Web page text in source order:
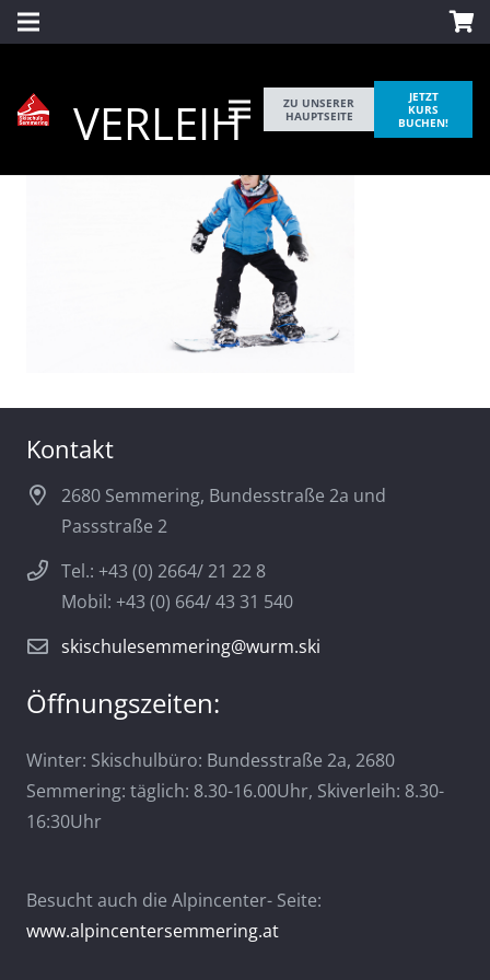
VERLEIH
ZU UNSERER
HAUPTSEITE
JETZT
KURS
BUCHEN!
Kontakt
2680 Semmering, Bundesstraße 2a und
Passstraße 2
Tel.: +43 (0) 2664/ 21 22 8
Mobil: +43 (0) 664/ 43 31 540
skischulesemmering@wurm.ski
Öffnungszeiten:
Winter: Skischulbüro: Bundesstraße 2a, 2680
Semmering: täglich: 8.30-16.00Uhr, Skiverleih: 8.30-
16:30Uhr
Besucht auch die Alpincenter- Seite:
www.alpincentersemmering.at